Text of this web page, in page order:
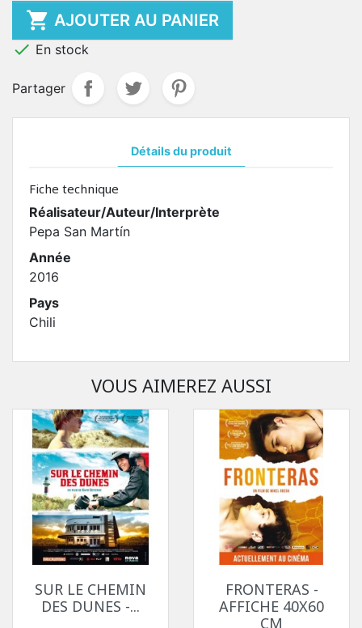
 AJOUTER AU PANIER
 En stock
Partager
Détails du produit
Fiche technique
Réalisateur/Auteur/Interprète
Pepa San Martín
Année
2016
Pays
Chili
VOUS AIMEREZ AUSSI
SUR LE CHEMIN
DES DUNES -...
FRONTERAS -
AFFICHE 40X60
CM